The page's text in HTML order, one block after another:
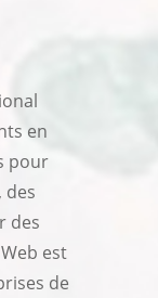
en
pour
des
des
est
de